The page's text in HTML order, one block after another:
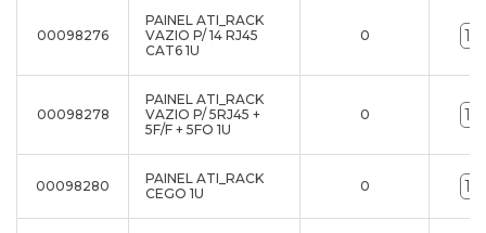
00098276
PAINEL ATI_RACK
VAZIO P/ 14 RJ45
CAT6 1U
0
00098278
PAINEL ATI_RACK
VAZIO P/ 5RJ45 +
5F/F + 5FO 1U
0
00098280
PAINEL ATI_RACK
CEGO 1U
0